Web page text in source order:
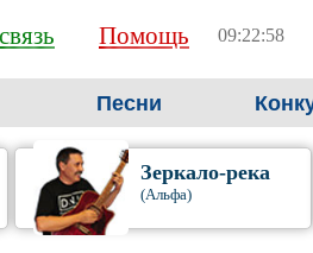
Помощь 09:22:59
Песни
Зеркало-река
(Альфа)